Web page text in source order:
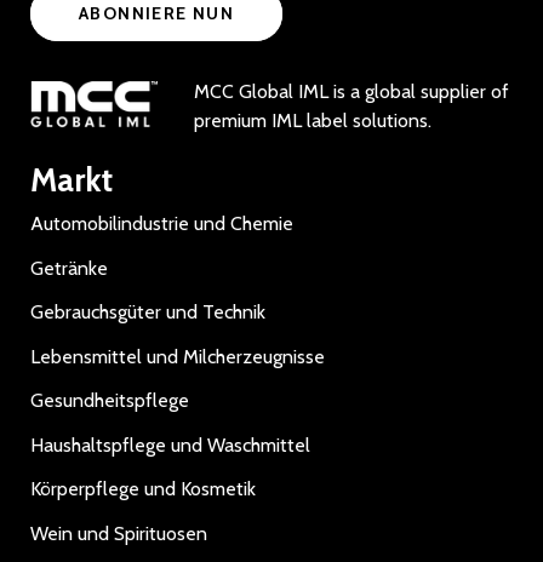
ABONNIERE NUN
MCC Global IML is a global supplier of
premium IML label solutions.
Markt
Automobilindustrie und Chemie
Getränke
Gebrauchsgüter und Technik
Lebensmittel und Milcherzeugnisse
Gesundheitspflege
Haushaltspflege und Waschmittel
Körperpflege und Kosmetik
Wein und Spirituosen